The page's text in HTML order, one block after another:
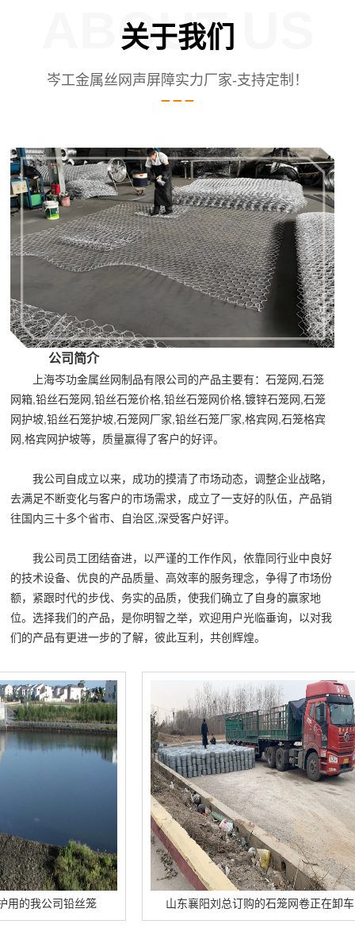
关于我们
ABOUT US
岑工金属丝网声屏障实力厂家-支持定制！
公司简介
上海岑功金属丝网制品有限公司的产品主要有：石笼网,石笼
网箱,铅丝石笼网,铅丝石笼价格,铅丝石笼网价格,镀锌石笼网,石笼
网护坡,铅丝石笼护坡,石笼网厂家,铅丝石笼厂家,格宾网,石笼格宾
网,格宾网护坡等，质量赢得了客户的好评。
我公司自成立以来，成功的摸清了市场动态，调整企业战略，
去满足不断变化与客户的市场需求，成立了一支好的队伍，产品销
往国内三十多个省市、自治区,深受客户好评。
我公司员工团结奋进，以严谨的工作作风，依靠同行业中良好
的技术设备、优良的产品质量、高效率的服务理念，争得了市场份
额，紧跟时代的步伐、务实的品质，使我们确立了自身的赢家地
位。选择我们的产品，是你明智之举，欢迎用户光临垂询，以对我
们的产品有更进一步的了解，彼此互利，共创辉煌。
公司铅丝笼 山东襄阳刘总订购的石笼网卷正在卸车